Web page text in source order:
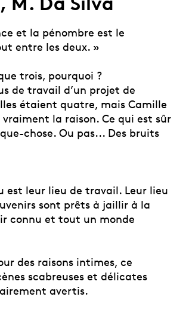
et la pénombre est le
entre les deux. »
trois, pourquoi ?
de travail d’un projet de
étaient quatre, mais Camille
la raison. Ce qui est sûr
chose. Ou pas... Des bruits
est leur lieu de travail. Leur lieu
sont prêts à jaillir à la
connu et tout un monde
des raisons intimes, ce
scabreuses et délicates
avertis.